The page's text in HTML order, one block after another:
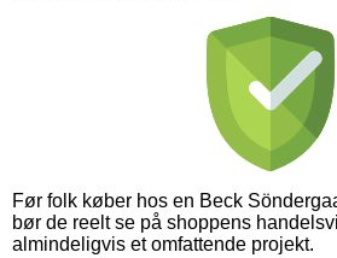
Før folk køber hos en Beck
bør de reelt se på shoppens
almindeligvis et omfattende projekt.